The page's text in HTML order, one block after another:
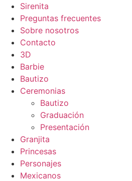
Sirenita
Preguntas frecuentes
Sobre nosotros
Contacto
3D
Barbie
Bautizo
Ceremonias
Bautizo
Graduación
Presentación
Granjita
Princesas
Personajes
Mexicanos